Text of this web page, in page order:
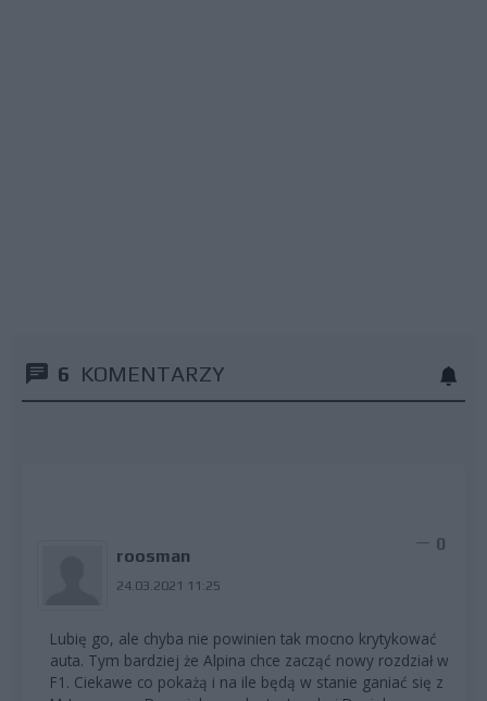
6 KOMENTARZY
roosman
24.03.2021 11:25
0
Lubię go, ale chyba nie powinien tak mocno krytykować
auta. Tym bardziej że Alpina chce zacząć nowy rozdział w
F1. Ciekawe co pokażą i na ile będą w stanie ganiać się z